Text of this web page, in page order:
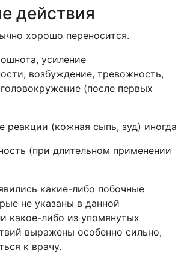
действия
хорошо переносится.
усиление
возбуждение, тревожность,
(после первых
реакции (кожная сыпь, зуд) иногда
(при длительном применении
какие-либо побочные
не указаны в данной
какое-либо из упомянутых
выражены особенно сильно,
к врачу.